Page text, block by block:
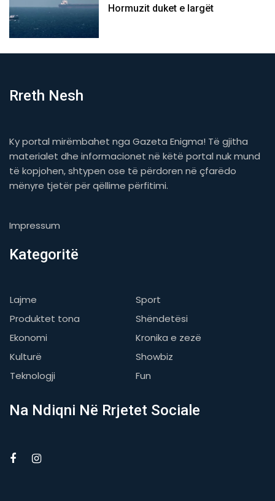
Hormuzit duket e largët
Rreth Nesh
Ky portal mirëmbahet nga Gazeta Enigma! Të gjitha
materialet dhe informacionet në këtë portal nuk mund
të kopjohen, shtypen ose të përdoren në çfarëdo
mënyre tjetër për qëllime përfitimi.
Impressum
Kategoritë
Lajme
Sport
Produktet tona
Shëndetësi
Ekonomi
Kronika e zezë
Kulturë
Showbiz
Teknologji
Fun
Na Ndiqni Në Rrjetet Sociale